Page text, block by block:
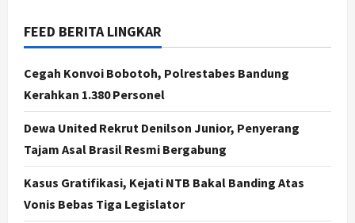
FEED BERITA LINGKAR
Cegah Konvoi Bobotoh, Polrestabes Bandung
Kerahkan 1.380 Personel
Dewa United Rekrut Denilson Junior, Penyerang
Tajam Asal Brasil Resmi Bergabung
Kasus Gratifikasi, Kejati NTB Bakal Banding Atas
Vonis Bebas Tiga Legislator
3
Gen Z Belajar Meracik Lulur Khas
Keraton Yogyakarta, Rahasia
Agustus 6, 2026
4
Jogja
Jasa Marga Pastikan Pembangunan
Tol Jogja-Solo Segera Rampung,
Progres 98 Persen
Agustus 6, 2026
Politik